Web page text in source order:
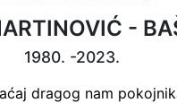
-
1980. -2023.
dragog nam